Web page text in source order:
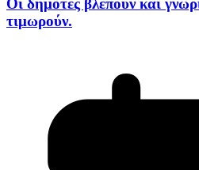
Οι δημότες βλέπουν και
τιμωρούν.